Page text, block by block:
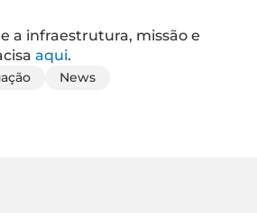
a infraestrutura, missão e
aqui.
News